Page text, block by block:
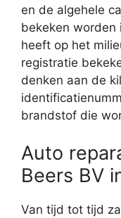
en de algehele
bekeken
heeft op het
registratie
denken aan de
brandstof die
Auto
Beers BV
Van tijd tot tijd